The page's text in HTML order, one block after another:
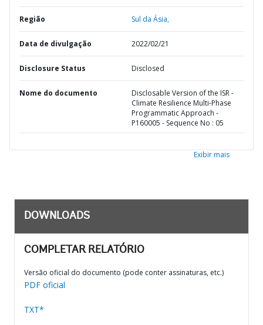
Região Sul da Ásia,
Data de divulgação 2022/02/21
Disclosure Status Disclosed
Nome do documento
Disclosable Version of the ISR -
Climate Resilience Multi-Phase
Programmatic Approach -
P160005 - Sequence No : 05
Exibir mais
DOWNLOADS
COMPLETAR RELATÓRIO
Versão oficial do documento (pode conter assinaturas, etc.)
PDF oficial
TXT*